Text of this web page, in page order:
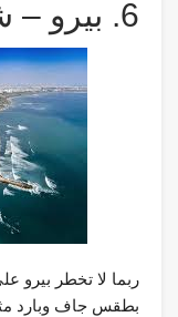
6. بيرو – شتاء الأنديز الغامض
ربما لا تخطر بيرو
بطقس جاف وبارد